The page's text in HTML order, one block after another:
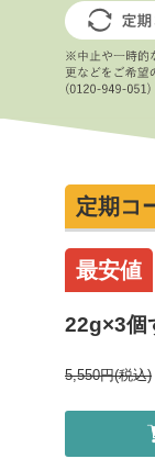
定期コ
最安値
22g×3個
5,550円(税込)